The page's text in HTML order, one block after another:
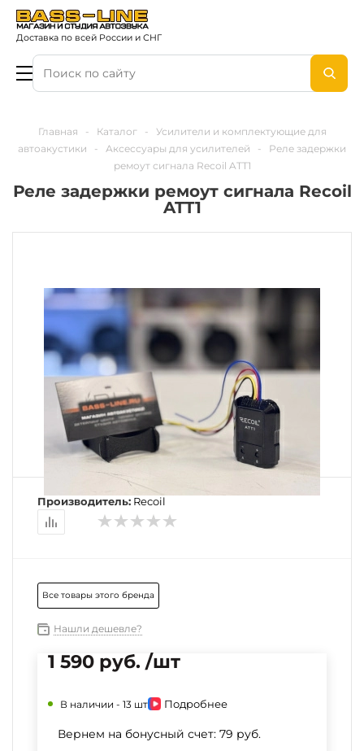
Доставка по всей России и СНГ
Главная - Каталог -
Усилители и комплектующие для
автоакустики
- Аксессуары для усилителей -
Реле задержки
ремоут сигнала Recoil ATT1
Реле задержки ремоут сигнала Recoil
ATT1
Производитель: Recoil
Все товары этого бренда
Нашли дешевле?
1 590 руб. /шт
В наличии - 13 шт Подробнее
Вернем на бонусный счет: 79 руб.